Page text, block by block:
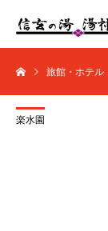
旅館・ホテル
楽水園